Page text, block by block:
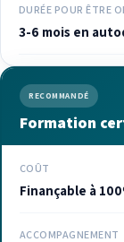
DURÉE POUR ÊTRE
3-6 mois en
RECOMMANDÉ
Formation
COÛT
Finançable à
ACCOMPAGNEMENT